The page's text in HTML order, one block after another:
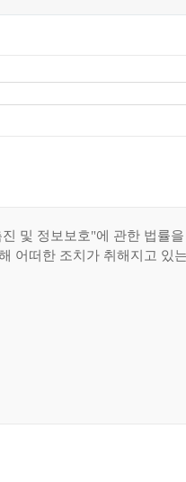
및 정보보호"에 관한 법률
어떠한 조치가 취해지고 있